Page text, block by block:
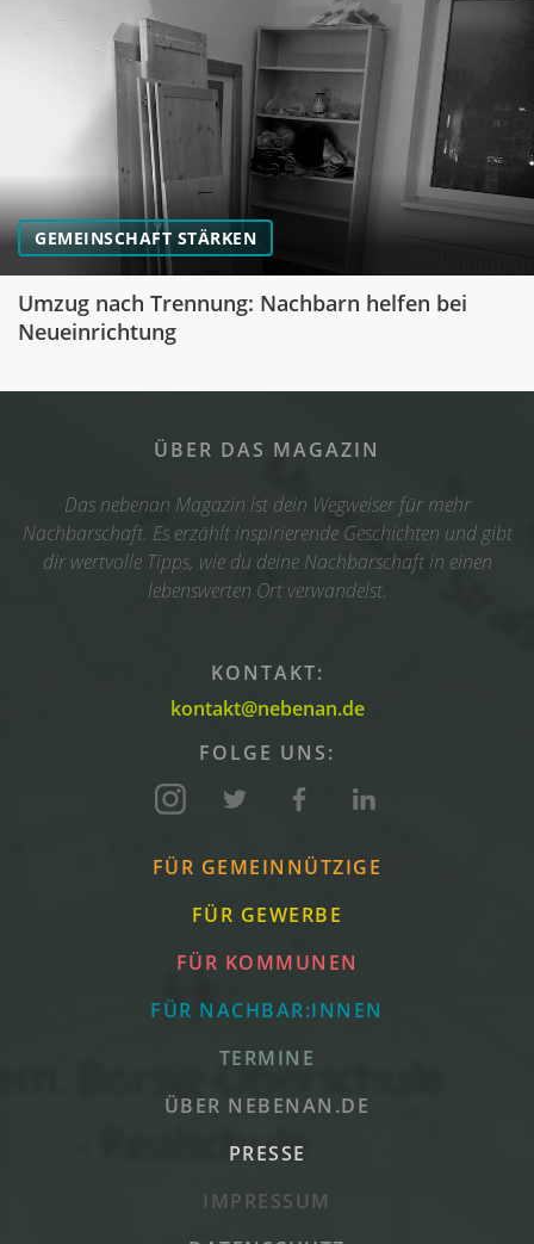
GEMEINSCHAFT STÄRKEN
Umzug nach Trennung: Nachbarn helfen bei
Neueinrichtung
ÜBER DAS MAGAZIN
Das nebenan Magazin ist dein Wegweiser für mehr
Nachbarschaft. Es erzählt inspirierende Geschichten und gibt
dir wertvolle Tipps, wie du deine Nachbarschaft in einen
lebenswerten Ort verwandelst.
KONTAKT:
kontakt@nebenan.de
FOLGE UNS:
FÜR GEMEINNÜTZIGE
FÜR GEWERBE
FÜR KOMMUNEN
FÜR NACHBAR:INNEN
TERMINE
ÜBER NEBENAN.DE
PRESSE
IMPRESSUM